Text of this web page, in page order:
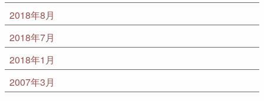
2018年8月
2018年7月
2018年1月
2007年3月